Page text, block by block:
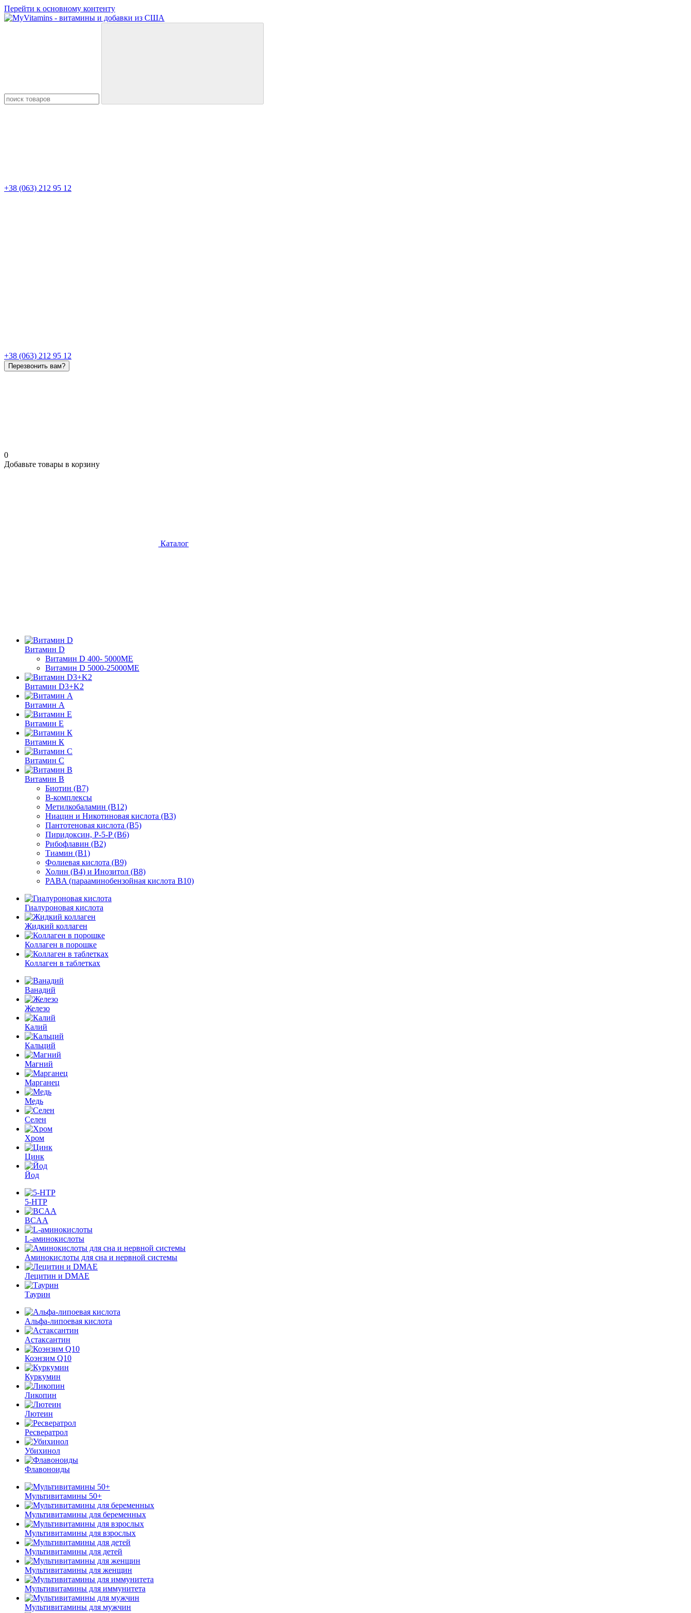
Перейти к основному контенту
+38 (063) 212 95 12
+38 (063) 212 95 12
Перезвонить вам?
0
Добавьте товары в корзину
Каталог
Витамин D
Витамин D 400- 5000ME
Витамин D 5000-25000МЕ
Витамин D3+K2
Витамин А
Витамин Е
Витамин К
Витамин С
Витамин В
Биотин (В7)
В-комплексы
Метилкобаламин (В12)
Ниацин и Никотиновая кислота (В3)
Пантотеновая кислота (В5)
Пиридоксин, P-5-P (B6)
Рибофлавин (В2)
Тиамин (В1)
Фолиевая кислота (В9)
Холин (В4) и Инозитол (В8)
PABA (парааминобензойная кислота В10)
Гиалуроновая кислота
Жидкий коллаген
Коллаген в порошке
Коллаген в таблетках
Ванадий
Железо
Калий
Кальций
Магний
Марганец
Медь
Селен
Хром
Цинк
Йод
5-HTP
BCAA
L-аминокислоты
Аминокислоты для сна и нервной системы
Лецитин и DMAE
Таурин
Альфа-липоевая кислота
Астаксантин
Коэнзим Q10
Куркумин
Ликопин
Лютеин
Ресвератрол
Убихинол
Флавоноиды
Мультивитамины 50+
Мультивитамины для беременных
Мультивитамины для взрослых
Мультивитамины для детей
Мультивитамины для женщин
Мультивитамины для иммунитета
Мультивитамины для мужчин